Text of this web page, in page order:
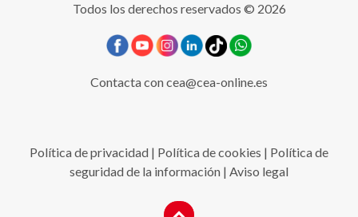
Todos los derechos reservados © 2026
Contacta concea@cea-online.es
Política de privacidad | Política de cookies | Política de
seguridad de la información | Aviso legal